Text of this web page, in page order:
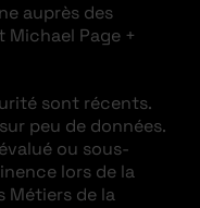
auprès des
Page +
sont récents.
peu de données.
ou sous-
lors de la
Métiers de la